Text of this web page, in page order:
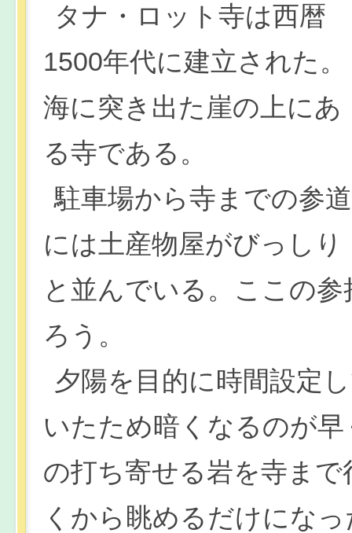
タナ・ロット寺は西暦
1500年代に建立された。
海に突き出た崖の上にあ
る寺である。
駐車場から寺までの参道
には土産物屋がびっしり
と並んでいる。ここの
ろう。
夕陽を目的に時間設定
いたため暗くなるのが
の打ち寄せる岩を寺ま
くから眺めるだけにな